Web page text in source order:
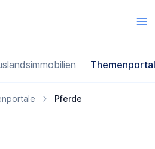
Pferde